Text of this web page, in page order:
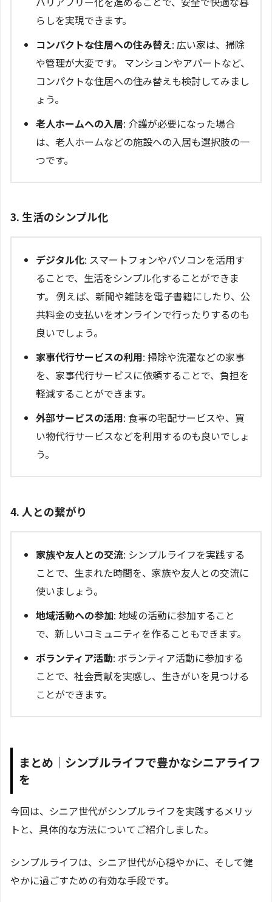
らしを実現できます。
コンパクトな住居への住み替え: 広い家は、掃除
や管理が大変です。 マンションやアパートなど、
コンパクトな住居への住み替えも検討してみまし
ょう。
老人ホームへの入居: 介護が必要になった場合
は、老人ホームなどの施設への入居も選択肢の一
つです。
3. 生活のシンプル化
デジタル化: スマートフォンやパソコンを活用す
ることで、生活をシンプル化することができま
す。 例えば、新聞や雑誌を電子書籍にしたり、公
共料金の支払いをオンラインで行ったりするのも
良いでしょう。
家事代行サービスの利用: 掃除や洗濯などの家事
を、家事代行サービスに依頼することで、負担を
軽減することができます。
外部サービスの活用: 食事の宅配サービスや、買
い物代行サービスなどを利用するのも良いでしょ
う。
4. 人との繋がり
家族や友人との交流: シンプルライフを実践する
ことで、生まれた時間を、家族や友人との交流に
使いましょう。
地域活動への参加: 地域の活動に参加すること
で、新しいコミュニティを作ることもできます。
ボランティア活動: ボランティア活動に参加する
ことで、社会貢献を実感し、生きがいを見つける
ことができます。
まとめ｜シンプルライフで豊かなシニアライフ
を
今回は、シニア世代がシンプルライフを実践するメリッ
トと、具体的な方法についてご紹介しました。
シンプルライフは、シニア世代が心穏やかに、そして健
やかに過ごすための有効な手段です。